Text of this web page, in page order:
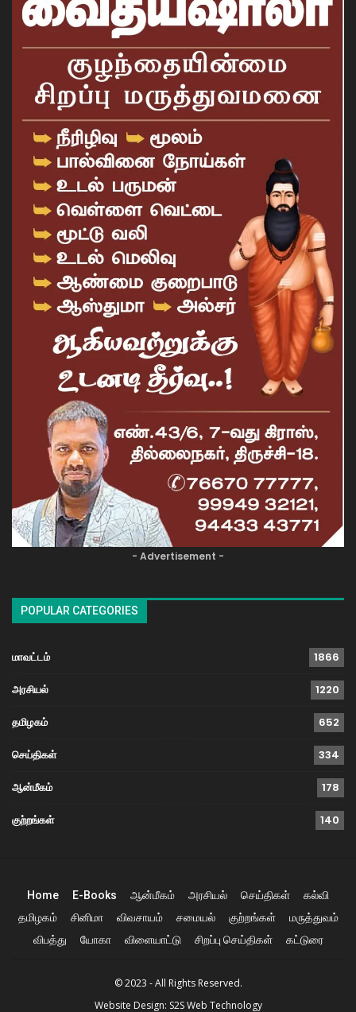
- Advertisement -
POPULAR CATEGORIES
மாவட்டம் 1866
அரசியல் 1220
தமிழகம் 652
செய்திகள் 334
ஆன்மீகம் 178
குற்றங்கள் 140
Home E-Books ஆன்மீகம் அரசியல் செய்திகள்
கல்வி
தமிழகம்
சினிமா விவசாயம் சமையல் குற்றங்கள்
மருத்துவம்
விபத்து
யோகா விளையாட்டு சிறப்பு செய்திகள் கட்டுரை
© 2023 - All Rights Reserved.
Website Design: S2S Web Technology